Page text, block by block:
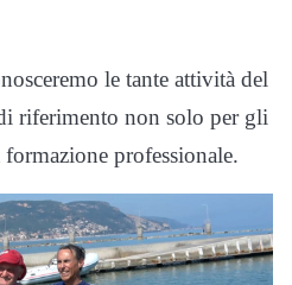
le tante attività del
riferimento non solo per gli
professionale.